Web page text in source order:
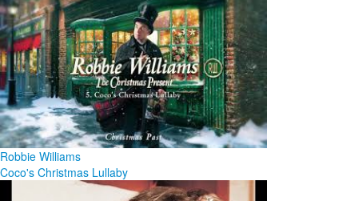
Robbie Williams
Coco's Christmas Lullaby